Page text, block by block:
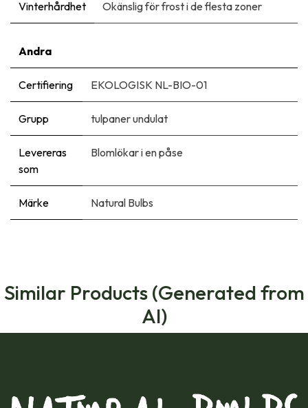
Vinterhårdhet Okänslig för frost i de flesta zoner
Andra
Certifiering EKOLOGISK NL-BIO-01
Grupp tulpaner undulat
Levereras
som
Blomlökar i en påse
Märke Natural Bulbs
Similar Products (Generated from
AI)